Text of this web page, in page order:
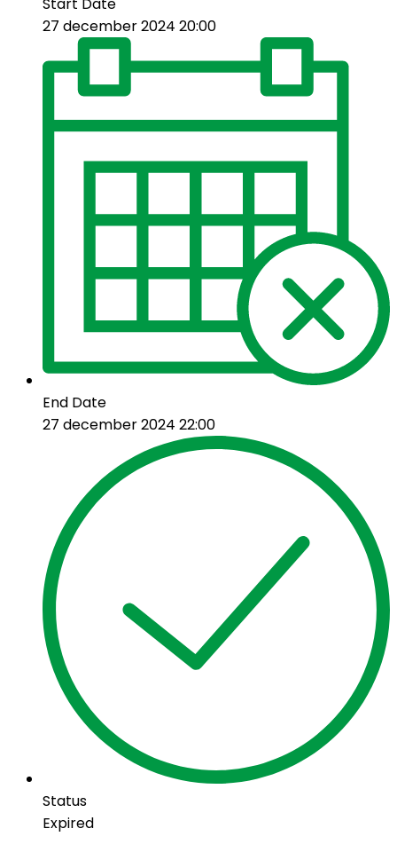
27 december 2024 20:00
End Date
27 december 2024 22:00
Status
Expired